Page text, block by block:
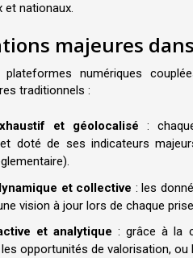
et nationaux.
majeures
plateformes numériques
traditionnels :
et géolocalisé :
doté de ses indicateurs
et collective : les
vision à jour lors de chaque
et analytique : grâce à la
opportunités de valorisation,